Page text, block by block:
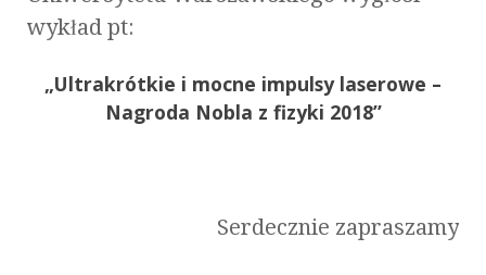
wykład pt:
„Ultrakrótkie i mocne impulsy laserowe –
Nagroda Nobla z fizyki 2018”
Serdecznie zapraszamy